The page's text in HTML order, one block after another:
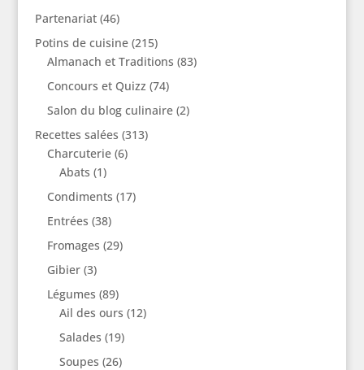
Partenariat(46)
Potins de cuisine(215)
Almanach et Traditions (83)
Concours et Quizz (74)
Salon du blog culinaire(2)
Recettes salées (313)
Charcuterie(6)
Abats (1)
Condiments (17)
Entrées (38)
Fromages (29)
Gibier(3)
Légumes (89)
Ail des ours (12)
Salades (19)
Soupes (26)